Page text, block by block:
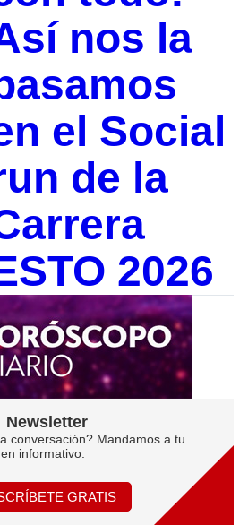
nos la
el Social
de la
2026
Newsletter
conversación? Mandamos a tu
informativo.
GRATIS